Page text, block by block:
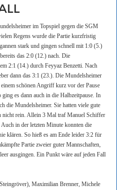
im Topspiel gegen die SGM
Regens wurde die Partie kurzfristig
stark und gingen schnell mit 1:0 (5.)
das 2:0 (12.) nach. Die
2:1 (14.) durch Feyyaz Benzetti. Nach
dann das 3:1 (23.). Die Mundelsheimer
schönen Angriff kurz vor der Pause
es dann auch in die Halbzeitpause. In
die Mundelsheimer. Sie hatten viele gute
nicht rein. Allein 3 Mal traf Manuel Schiffer
in der letzten Minute konnten die
klären. So hieß es am Ende leider 3:2 für
Partie zweier guter Mannschaften,
ausgingen. Ein Punkt wäre auf jeden Fall
Maximilian Brenner, Michele